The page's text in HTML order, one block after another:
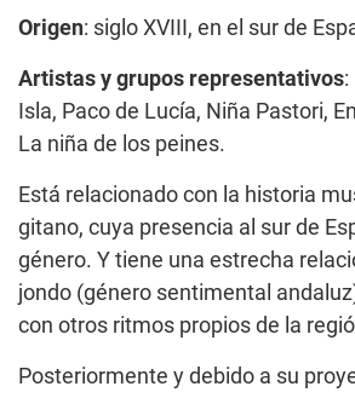
Origen: siglo XVIII, en el sur de
Artistas y grupos representativos:
Isla, Paco de Lucía, Niña Pastori,
La niña de los peines.
Está relacionado con la historia
gitano, cuya presencia al sur de
género. Y tiene una estrecha
jondo (género sentimental
con otros ritmos propios de la
Posteriormente y debido a su